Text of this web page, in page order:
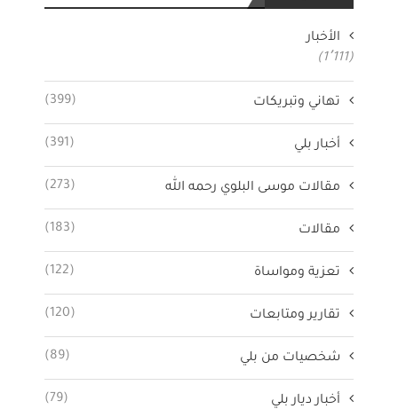
الأخبار
(1٬111)
تهاني وتبريكات (399)
أخبار بلي (391)
مقالات موسى البلوي رحمه الله (273)
مقالات (183)
تعزية ومواساة (122)
تقارير ومتابعات (120)
شخصيات من بلي (89)
أخبار ديار بلي (79)